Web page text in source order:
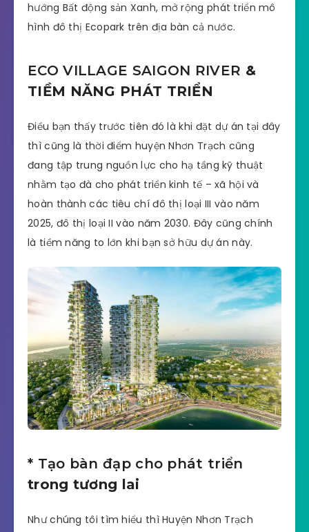
hướng Bất động sản Xanh, mở rộng phát triển mô
hình đô thị Ecopark trên địa bàn cả nước.
ECO VILLAGE SAIGON RIVER &
TIỀM NĂNG PHÁT TRIỂN
Điều bạn thấy trước tiên đó là khi đặt dự án tại đây
thì cũng là thời điểm huyện Nhơn Trạch cũng
đang tập trung nguồn lực cho hạ tầng kỹ thuật
nhằm tạo đà cho phát triển kinh tế – xã hội và
hoàn thành các tiêu chí đô thị loại III vào năm
2025, đô thị loại II vào năm 2030. Đây cũng chính
là tiềm năng to lớn khi bạn sở hữu dự án này.
* Tạo bàn đạp cho phát triển
trong tương lai
Như chúng tôi tìm hiểu thì Huyện Nhơn Trạch